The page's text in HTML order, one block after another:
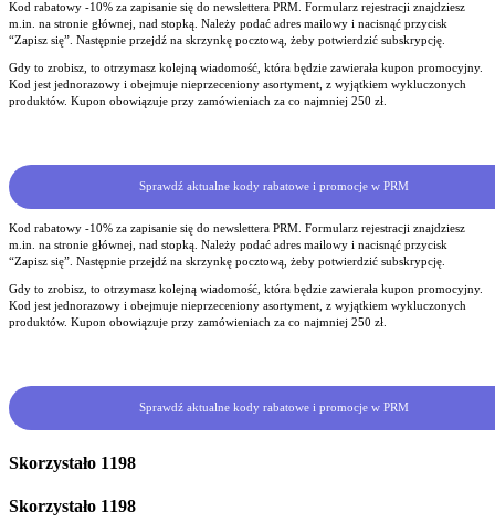
Kod rabatowy -10% za zapisanie się do newslettera PRM. Formularz rejestracji znajdziesz
m.in. na stronie głównej, nad stopką. Należy podać adres mailowy i nacisnąć przycisk
“Zapisz się”. Następnie przejdź na skrzynkę pocztową, żeby potwierdzić subskrypcję.
Gdy to zrobisz, to otrzymasz kolejną wiadomość, która będzie zawierała kupon promocyjny.
Kod jest jednorazowy i obejmuje nieprzeceniony asortyment, z wyjątkiem wykluczonych
produktów. Kupon obowiązuje przy zamówieniach za co najmniej 250 zł.
Sprawdź aktualne kody rabatowe i promocje w PRM
Kod rabatowy -10% za zapisanie się do newslettera PRM. Formularz rejestracji znajdziesz
m.in. na stronie głównej, nad stopką. Należy podać adres mailowy i nacisnąć przycisk
“Zapisz się”. Następnie przejdź na skrzynkę pocztową, żeby potwierdzić subskrypcję.
Gdy to zrobisz, to otrzymasz kolejną wiadomość, która będzie zawierała kupon promocyjny.
Kod jest jednorazowy i obejmuje nieprzeceniony asortyment, z wyjątkiem wykluczonych
produktów. Kupon obowiązuje przy zamówieniach za co najmniej 250 zł.
Sprawdź aktualne kody rabatowe i promocje w PRM
Skorzystało 1198
Skorzystało 1198